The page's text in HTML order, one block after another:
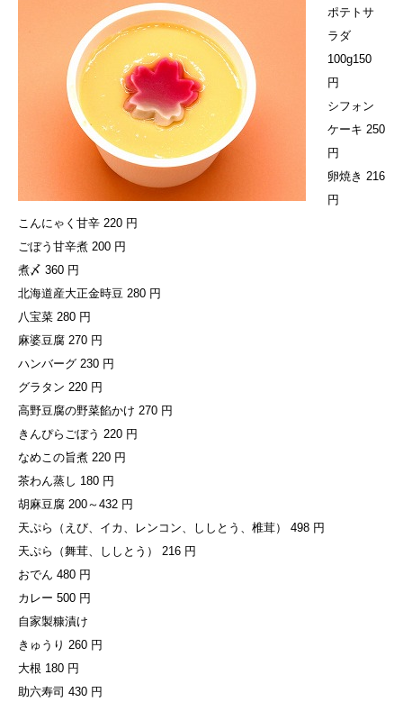
ポテトサ
ラダ
100g150
円
シフォン
ケーキ 250
円
卵焼き 216
円
こんにゃく甘辛 220 円
ごぼう甘辛煮 200 円
煮〆 360 円
北海道産大正金時豆 280 円
八宝菜 280 円
麻婆豆腐 270 円
ハンバーグ 230 円
グラタン 220 円
高野豆腐の野菜餡かけ 270 円
きんぴらごぼう 220 円
なめこの旨煮 220 円
茶わん蒸し 180 円
胡麻豆腐 200～432 円
天ぷら（えび、イカ、レンコン、ししとう、椎茸） 498 円
天ぷら（舞茸、ししとう） 216 円
おでん 480 円
カレー 500 円
自家製糠漬け
きゅうり 260 円
大根 180 円
助六寿司 430 円